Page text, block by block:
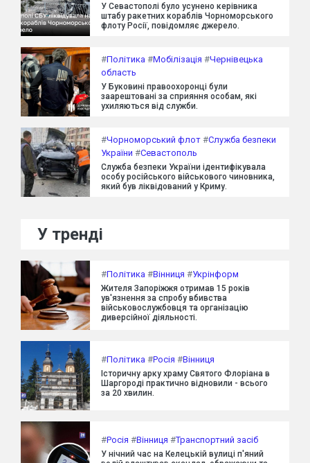
У Севастополі було усунено керівника
штабу ракетних кораблів Чорноморського
флоту Росії, повідомляє джерело.
#Політика #Мобілізація #Чернівецька
область
У Буковині правоохоронці були
заарештовані за сприяння особам, які
ухиляються від служби.
#Чорноморський флот #Служба безпеки
України #Севастополь
Служба безпеки України ідентифікувала
особу російського військового чиновника,
який був ліквідований у Криму.
У тренді
#Політика #Вінниця #Укрінформ
Жителя Запоріжжя отримав 15 років
ув'язнення за спробу вбивства
військовослужбовця та організацію
диверсійної діяльності.
#Політика #Росія #Вінниця
Історичну арку храму Святого Флоріана в
Шаргороді практично відновили - всього
за 20 хвилин.
#Росія #Вінниця #Транспортний засіб
У нічний час на Келецькій вулиці п'яний